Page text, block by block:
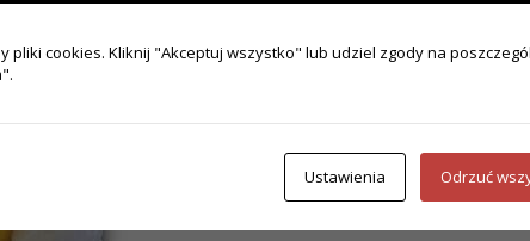
chemikaliów. Mają wyższy poziom odporności chemicznej i specjalnie
chemiczne
pliki cookies. Kliknij "Akceptuj wszystko" lub udziel zgody na
Ustawienia Odrzuć